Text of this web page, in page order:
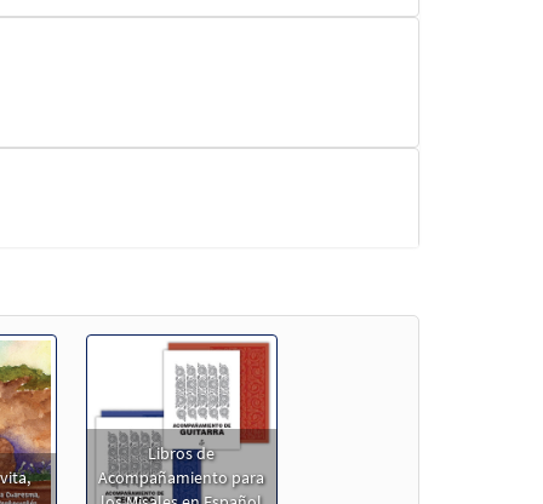
Muestra
Libros de
Acompañamiento para